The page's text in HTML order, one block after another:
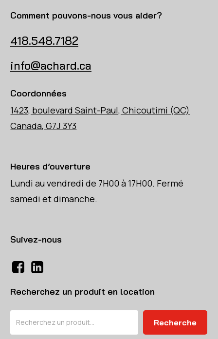
Comment pouvons-nous vous aider?
418.548.7182
info@achard.ca
Coordonnées
1423, boulevard Saint-Paul, Chicoutimi (QC)
Canada, G7J 3Y3
Heures d’ouverture
Lundi au vendredi de 7H00 à 17H00. Fermé
samedi et dimanche.
Suivez-nous
Recherchez un produit en location
Recherche